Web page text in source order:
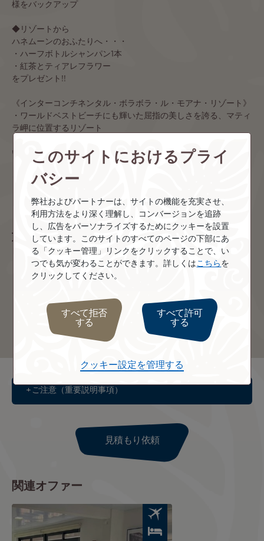
様をバックアップ
◆リゾートから
ハネムーンのおふたりへ・・・
・ハーフボトルシャンパン1本
・紅茶とティアレフラワー
をプレゼント!!
《インターコンチネンタル・ボラボラ・ル・モアナ・リゾート》
・ワールドベストビーチにも輝いた屈指の美しさを誇る、マティ
ラ岬に位置するリゾート
い♪
・姉妹ホテル「タラソスパ」へのシャトルボートが運行(有料)。
タラソのレストランやスパ施設なども利用できます
※ツアー詳細についてはこちら ご覧ください。
旅程に含まれる島
ボラボラ島 タヒチ島
ご注意（重要説明事項）
見積もり依頼
関連オファー
Image
このサイトにおけるプライ
バシー
弊社およびパートナーは、サイトの機能を充実させ、
利用方法をより深く理解し、コンバージョンを追跡
し、広告をパーソナライズするためにクッキーを設置
しています。このサイトのすべてのページの下部にあ
る「クッキー管理」リンクをクリックすることで、い
つでも気が変わることができます。詳しくは こちら を
クリックしてください。
すべて拒否
する
すべて許可
する
クッキー設定を管理する